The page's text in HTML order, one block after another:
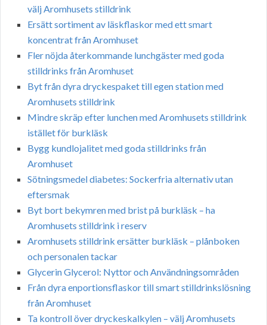
välj Aromhusets stilldrink
Ersätt sortiment av läskflaskor med ett smart
koncentrat från Aromhuset
Fler nöjda återkommande lunchgäster med goda
stilldrinks från Aromhuset
Byt från dyra dryckespaket till egen station med
Aromhusets stilldrink
Mindre skräp efter lunchen med Aromhusets stilldrink
istället för burkläsk
Bygg kundlojalitet med goda stilldrinks från
Aromhuset
Sötningsmedel diabetes: Sockerfria alternativ utan
eftersmak
Byt bort bekymren med brist på burkläsk – ha
Aromhusets stilldrink i reserv
Aromhusets stilldrink ersätter burkläsk – plånboken
och personalen tackar
Glycerin Glycerol: Nyttor och Användningsområden
Från dyra enportionsflaskor till smart stilldrinkslösning
från Aromhuset
Ta kontroll över dryckeskalkylen – välj Aromhusets